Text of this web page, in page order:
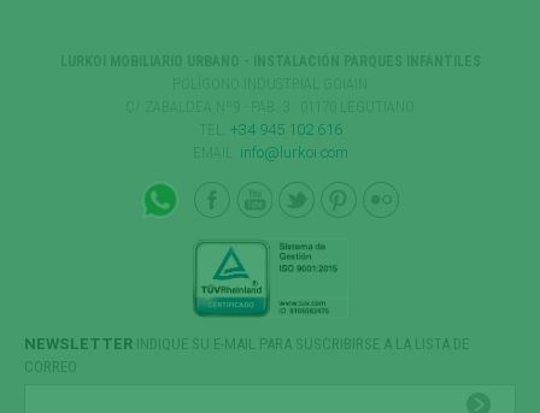
+34 945 102 616
info@lurkoi.com
NEWSLETTER INDIQUE SU E-MAIL PARA SUSCRIBIRSE A LA LISTA DE
CORREO